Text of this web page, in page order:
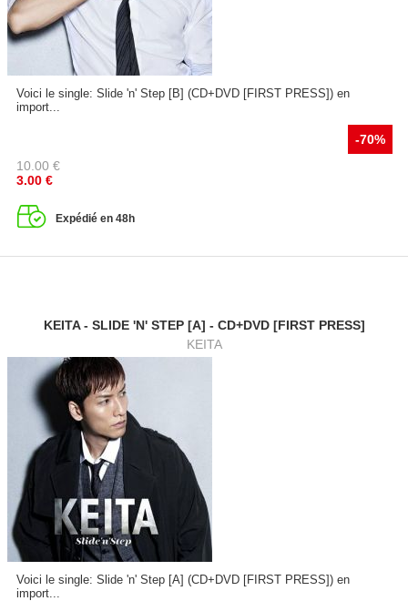
Voici le single: Slide 'n' Step [B] (CD+DVD [FIRST PRESS]) en
import...
-70%
10.00 €
3.00 €
Expédié en 48h
KEITA - SLIDE 'N' STEP [A] - CD+DVD [FIRST PRESS]
KEITA
Voici le single: Slide 'n' Step [A] (CD+DVD [FIRST PRESS]) en
import...